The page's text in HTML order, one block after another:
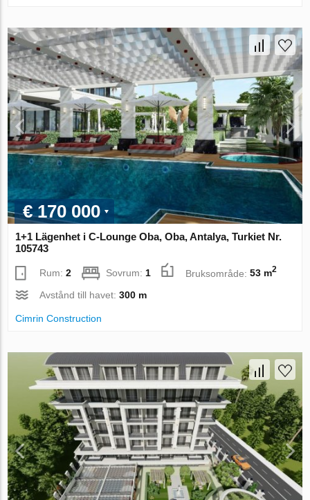
€ 170 000
1+1 Lägenhet i C-Lounge Oba, Oba, Antalya, Turkiet Nr.
105743
Rum:2 Sovrum:1 Bruksområde:53 m2
Avstånd till havet:300 m
Cimrin Construction